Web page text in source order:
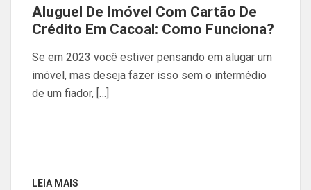
Aluguel De Imóvel Com Cartão De
Crédito Em Cacoal: Como Funciona?
Se em 2023 você estiver pensando em alugar um
imóvel, mas deseja fazer isso sem o intermédio
de um fiador, […]
LEIA MAIS